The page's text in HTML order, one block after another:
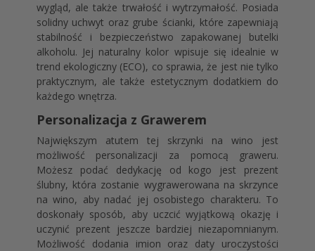
wygląd, ale także trwałość i wytrzymałość. Posiada
solidny uchwyt oraz grube ścianki, które zapewniają
stabilność i bezpieczeństwo zapakowanej butelki
alkoholu. Jej naturalny kolor wpisuje się idealnie w
trend ekologiczny (ECO), co sprawia, że jest nie tylko
praktycznym, ale także estetycznym dodatkiem do
każdego wnętrza.
Personalizacja z Grawerem
Największym atutem tej skrzynki na wino jest
możliwość personalizacji za pomocą graweru.
Możesz podać dedykację od kogo jest prezent
ślubny, która zostanie wygrawerowana na skrzynce
na wino, aby nadać jej osobistego charakteru. To
doskonały sposób, aby uczcić wyjątkową okazję i
uczynić prezent jeszcze bardziej niezapomnianym.
Możliwość dodania imion oraz daty uroczystości